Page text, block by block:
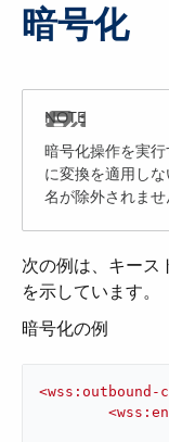
暗号化
暗号化操作を実
に変換を適用し
名が除外されませ
次の例は、キース
を示しています。
暗号化の例
<wss:outbound-
<